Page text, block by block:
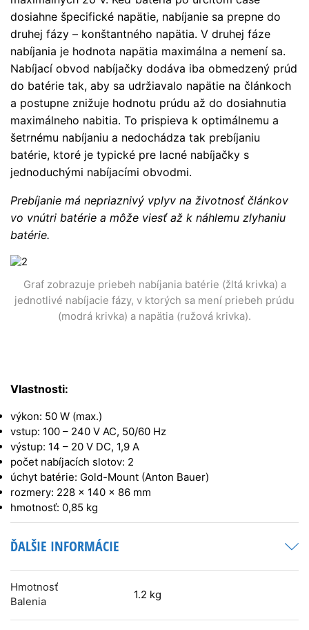
dosiahne špecifické napätie, nabíjanie sa prepne do
druhej fázy – konštantného napätia. V druhej fáze
nabíjania je hodnota napätia maximálna a nemení sa.
Nabíjací obvod nabíjačky dodáva iba obmedzený prúd
do batérie tak, aby sa udržiavalo napätie na článkoch
a postupne znižuje hodnotu prúdu až do dosiahnutia
maximálneho nabitia. To prispieva k optimálnemu a
šetrnému nabíjaniu a nedochádza tak prebíjaniu
batérie, ktoré je typické pre lacné nabíjačky s
jednoduchými nabíjacími obvodmi.
Prebíjanie má nepriaznivý vplyv na životnosť článkov
vo vnútri batérie a môže viesť až k náhlemu zlyhaniu
batérie.
Graf zobrazuje priebeh nabíjania batérie (žltá krivka) a
jednotlivé nabíjacie fázy, v ktorých sa mení priebeh prúdu
(modrá krivka) a napätia (ružová krivka).
Vlastnosti:
výkon: 50 W (max.)
vstup: 100 – 240 V AC, 50/60 Hz
výstup: 14 – 20 V DC, 1,9 A
počet nabíjacích slotov: 2
úchyt batérie: Gold-Mount (Anton Bauer)
rozmery: 228 x 140 x 86 mm
hmotnosť: 0,85 kg
ĎALŠIE INFORMÁCIE
Hmotnosť
Balenia
1.2 kg